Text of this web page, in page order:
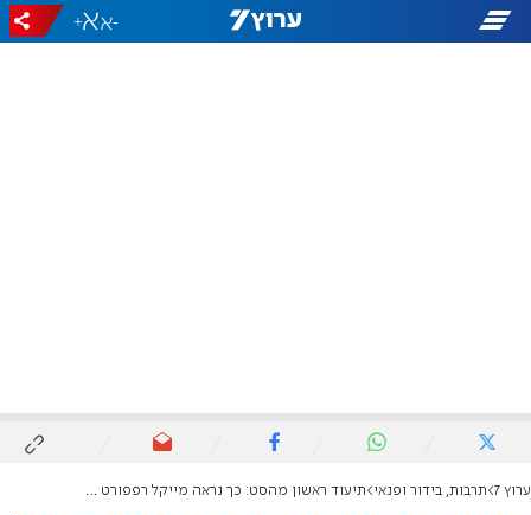
-
+
ערוץ 7 תרבות, בידור ופנאי תיעוד ראשון מהסט: כך נראה מייקל רפפורט כחרדי